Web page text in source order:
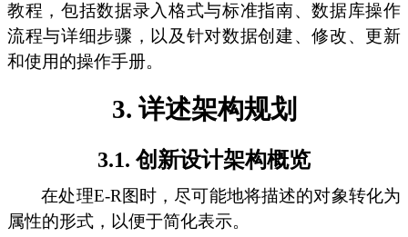
教程，包括数据录入格式与标准指南、数据库操作
流程与详细步骤，以及针对数据创建、修改、更新
和使用的操作手册。
3. 详述架构规划
3.1. 创新设计架构概览
在处理E-R图时，尽可能地将描述的对象转化为
属性的形式，以便于简化表示。